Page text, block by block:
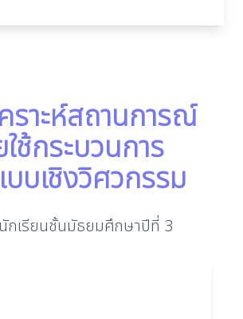
ราะห์สถานการณ์
ช้กระบวนการ
บเชิงวิศวกรรม
กเรียนชั้นมัธยมศึกษาปีที่ 3